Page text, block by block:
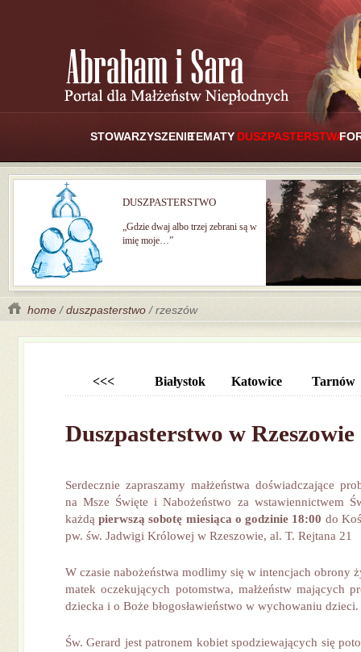
STOWARZYSZENIETEMATY DUSZPASTERSTWA
DUSZPASTERSTWO
„Gdzie dwaj albo trzej zebrani są w
imię moje…”
home /duszpasterstwo / rzeszów
<<< Białystok Katowice Tarnów
Duszpasterstwo w Rzeszowie
Serdecznie zapraszamy małżeństwa doświadczające
na Msze Święte i Nabożeństwo za wstawiennictwem
każdąpierwszą sobotę miesiąca o godzinie 18:00 do
pw. św. Jadwigi Królowej w Rzeszowie, al. T. Rejtana 21
W czasie nabożeństwa modlimy się w intencjach obrony
matek oczekujących potomstwa, małżeństw mających
dziecka i o Boże błogosławieństwo w wychowaniu dzieci.
Św. Gerard jest patronem kobiet spodziewających się